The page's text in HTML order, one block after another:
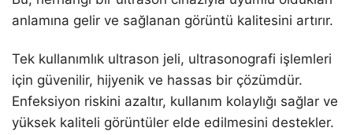
anlamına gelir ve sağlanan görüntü kalitesini artırır.
Tek kullanımlık ultrason jeli, ultrasonografi işlemleri
için güvenilir, hijyenik ve hassas bir çözümdür.
Enfeksiyon riskini azaltır, kullanım kolaylığı sağlar ve
yüksek kaliteli görüntüler elde edilmesini destekler.